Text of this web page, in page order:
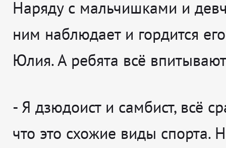
Наряду с мальчишками и
ним наблюдает и гордится
Юлия. А ребята всё
- Я дзюдоист и самбист, всё
что это схожие виды спорта.